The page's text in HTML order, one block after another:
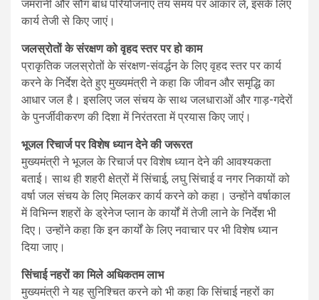
जमरानी और सौंग बांध परियोजनाएं तय समय पर आकार लें, इसके लिए
कार्य तेजी से किए जाएं।
जलस्रोतों के संरक्षण को वृहद स्तर पर हो काम
प्राकृतिक जलस्रोतों के संरक्षण-संवर्द्धन के लिए वृहद स्तर पर कार्य
करने के निर्देश देते हुए मुख्यमंत्री ने कहा कि जीवन और समृद्धि का
आधार जल है। इसलिए जल संचय के साथ जलधाराओं और गाड़-गदेरों
के पुनर्जीवीकरण की दिशा में निरंतरता में प्रयास किए जाएं।
भूजल रिचार्ज पर विशेष ध्यान देने की जरूरत
मुख्यमंत्री ने भूजल के रिचार्ज पर विशेष ध्यान देने की आवश्यकता
बताई। साथ ही शहरी क्षेत्रों में सिंचाई, लघु सिंचाई व नगर निकायों को
वर्षा जल संचय के लिए मिलकर कार्य करने को कहा। उन्होंने वर्षाकाल
में विभिन्न शहरों के ड्रेनेज प्लान के कार्यों में तेजी लाने के निर्देश भी
दिए। उन्होंने कहा कि इन कार्यों के लिए नवाचार पर भी विशेष ध्यान
दिया जाए।
सिंचाई नहरों का मिले अधिकतम लाभ
मुख्यमंत्री ने यह सुनिश्चित करने को भी कहा कि सिंचाई नहरों का